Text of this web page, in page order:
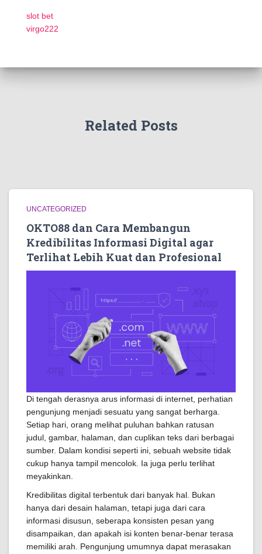
slot bet
virgo222
Related Posts
UNCATEGORIZED
OKTO88 dan Cara Membangun
Kredibilitas Informasi Digital agar
Terlihat Lebih Kuat dan Profesional
Di tengah derasnya arus informasi di internet, perhatian
pengunjung menjadi sesuatu yang sangat berharga.
Setiap hari, orang melihat puluhan bahkan ratusan
judul, gambar, halaman, dan cuplikan teks dari berbagai
sumber. Dalam kondisi seperti ini, sebuah website tidak
cukup hanya tampil mencolok. Ia juga perlu terlihat
meyakinkan.
Kredibilitas digital terbentuk dari banyak hal. Bukan
hanya dari desain halaman, tetapi juga dari cara
informasi disusun, seberapa konsisten pesan yang
disampaikan, dan apakah isi konten benar-benar terasa
memiliki arah. Pengunjung umumnya dapat merasakan